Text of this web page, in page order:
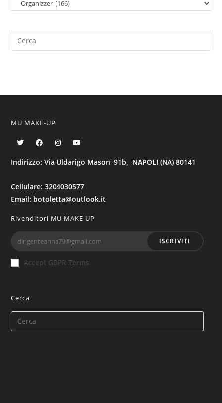
MU MAKE-UP
Indirizzo: Via Uldarigo Masoni 91b, NAPOLI (NA) 80141
Cellulare: 3204030577
Email: botoletta@outlook.it
Rivenditori MU MAKE UP
ISCRIVITI
Accept GDPR Terms
Cerca